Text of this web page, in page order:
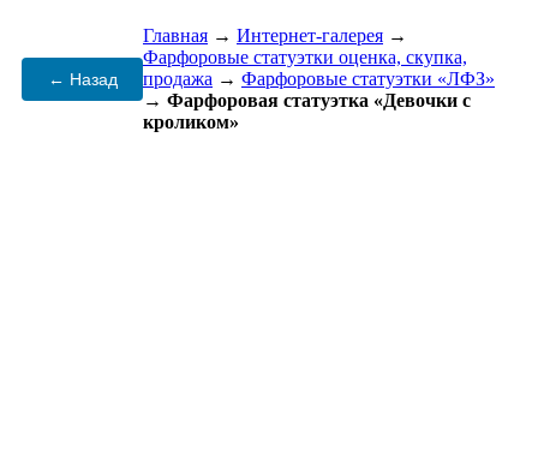
← Назад
Главная → Интернет-галерея →
Фарфоровые статуэтки оценка, скупка,
продажа → Фарфоровые статуэтки «ЛФЗ»
→ Фарфоровая статуэтка «Девочки с
кроликом»